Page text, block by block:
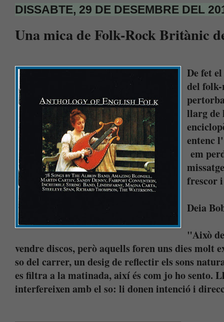
DISSABTE, 29 DE DESEMBRE DEL
Una mica de Folk-Rock Britànic
De fet
del
llarg de
entenc
em
frescor
Deia
"Això
vendre discos, però aquells foren uns dies molt
so del carrer, un desig de reflectir els sons
es filtra a la matinada, així és com jo ho sento.
interfereixen amb el so: li donen intenció i